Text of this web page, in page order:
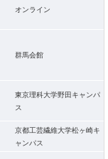
オンライン
群馬会館
東京理科大学野田キャンパ
ス
京都工芸繊維大学松ヶ崎キ
ャンパス